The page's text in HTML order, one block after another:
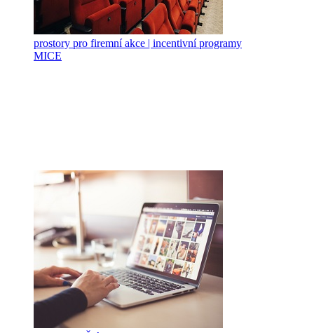
prostory pro firemní akce | incentivní programy
MICE